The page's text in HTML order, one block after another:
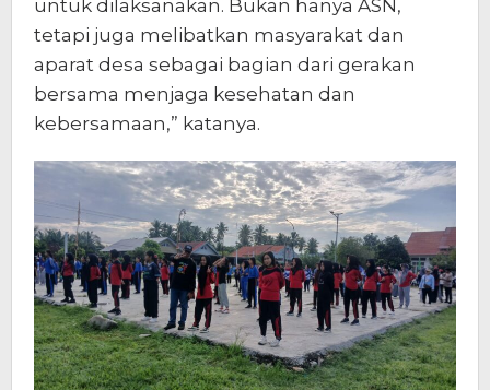
untuk dilaksanakan. Bukan hanya ASN,
tetapi juga melibatkan masyarakat dan
aparat desa sebagai bagian dari gerakan
bersama menjaga kesehatan dan
kebersamaan,” katanya.